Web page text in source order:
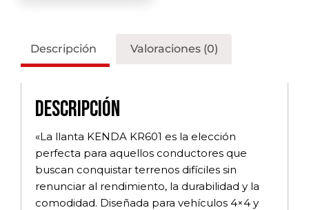
Descripción Valoraciones (0)
Descripción
«La llanta KENDA KR601 es la elección
perfecta para aquellos conductores que
buscan conquistar terrenos difíciles sin
renunciar al rendimiento, la durabilidad y la
comodidad. Diseñada para vehículos 4×4 y